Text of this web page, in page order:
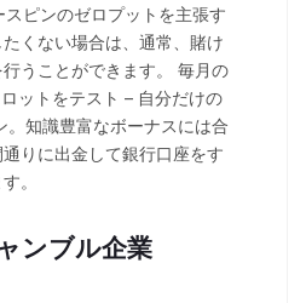
ピンのゼロプットを主張す
くない場合は、通常、賭け
うことができます。 毎月の
ットをテスト – 自分だけの
知識豊富なボーナスには合
りに出金して銀行口座をす
。
ンブル企業